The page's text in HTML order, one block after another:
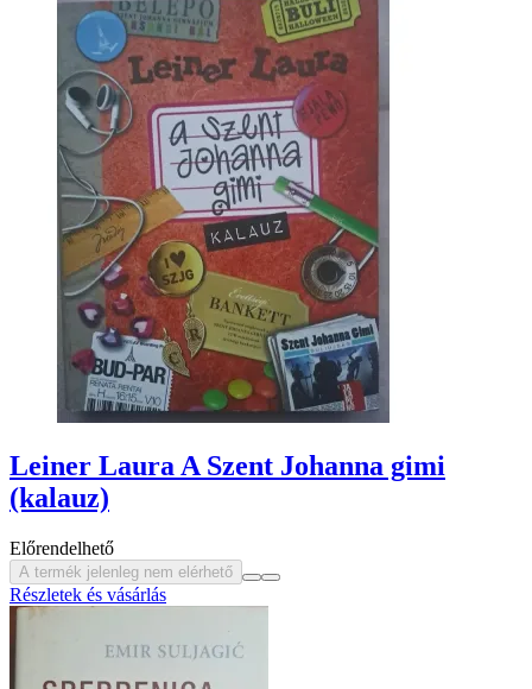
Leiner Laura A Szent Johanna gimi
(kalauz)
Előrendelhető
A termék jelenleg nem elérhető
Részletek és vásárlás